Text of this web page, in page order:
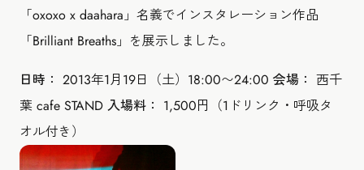
「oxoxo x daahara」名義でインスタレーション作品
「Brilliant Breaths」を展示しました。
日時： 2013年1月19日（土）18:00〜24:00 会場： 西千
葉 cafe STAND 入場料： 1,500円（1ドリンク・呼吸タ
オル付き）